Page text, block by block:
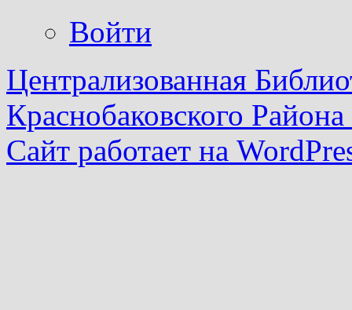
Войти
Централизованная
Краснобаковского
Сайт работает на